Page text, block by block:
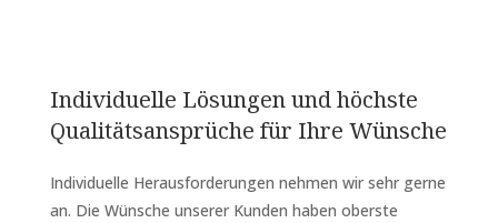
Individuelle Lösungen und höchste
Qualitätsansprüche für Ihre Wünsche
Individuelle Herausforderungen nehmen wir sehr gerne
an. Die Wünsche unserer Kunden haben oberste